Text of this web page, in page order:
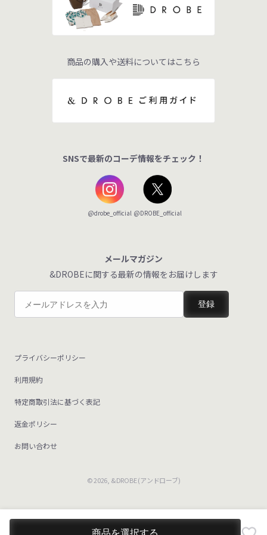
商品を選択する
商品の購入や送料についてはこちら
SNSで最新のコーデ情報をチェック！
@drobe_official @DROBE_official
メールマガジン
&DROBEに関する最新の情報をお届けします
登録
プライバシーポリシー
利用規約
特定商取引法に基づく表記
返金ポリシー
お問い合わせ
© 2026, &DROBE (アンドローブ)